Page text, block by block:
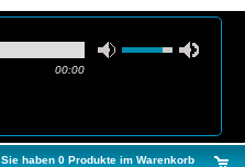
00:00
Sie haben 0 Produkte im Warenkorb